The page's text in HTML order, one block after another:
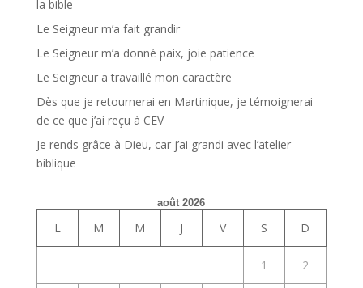
la bible
Le Seigneur m’a fait grandir
Le Seigneur m’a donné paix, joie patience
Le Seigneur a travaillé mon caractère
Dès que je retournerai en Martinique, je témoignerai
de ce que j’ai reçu à CEV
Je rends grâce à Dieu, car j’ai grandi avec l’atelier
biblique
août 2026
L M M J V S D
1 2